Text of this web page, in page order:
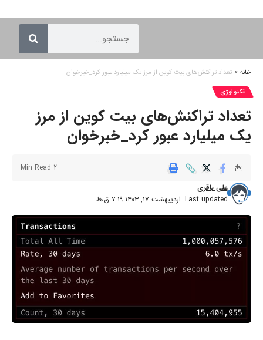
خانه » تعداد تراکنش‌های بیت کوین از مرز یک میلیارد عبور کرد_خبرخوان
تکنولوژی
تعداد تراکنش‌های بیت کوین از مرز
یک میلیارد عبور کرد_خبرخوان
Last updated: اردیبهشت ۱۷, ۱۴۰۳ ۷:۱۹ ق٫ظ
علی باقری
2 Min Read